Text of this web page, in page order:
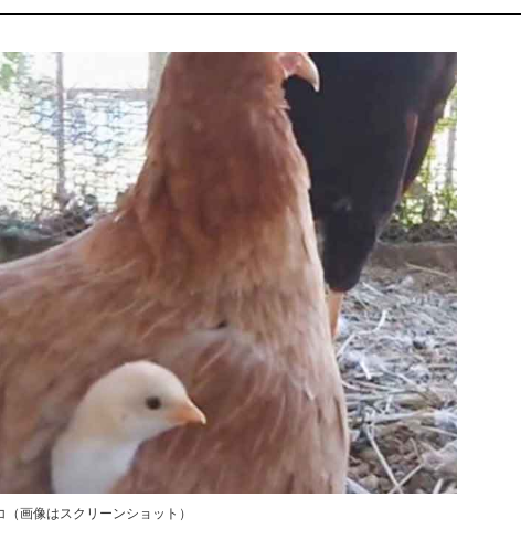
画像はスクリーンショット）